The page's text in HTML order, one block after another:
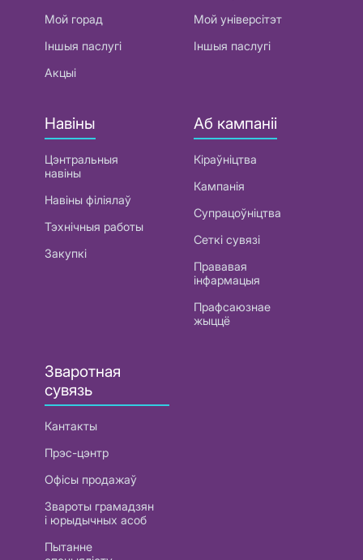
Мой горад
Іншыя паслугі
Акцыі
Мой універсітэт
Іншыя паслугі
Навіны
Цэнтральныя
навіны
Навіны філіялаў
Тэхнічныя работы
Закупкі
Аб кампаніі
Кіраўніцтва
Кампанія
Супрацоўніцтва
Сеткі сувязі
Прававая
інфармацыя
Прафсаюзнае
жыццё
Зваротная
сувязь
Кантакты
Прэс-цэнтр
Офісы продажаў
Звароты грамадзян
і юрыдычных асоб
Пытанне